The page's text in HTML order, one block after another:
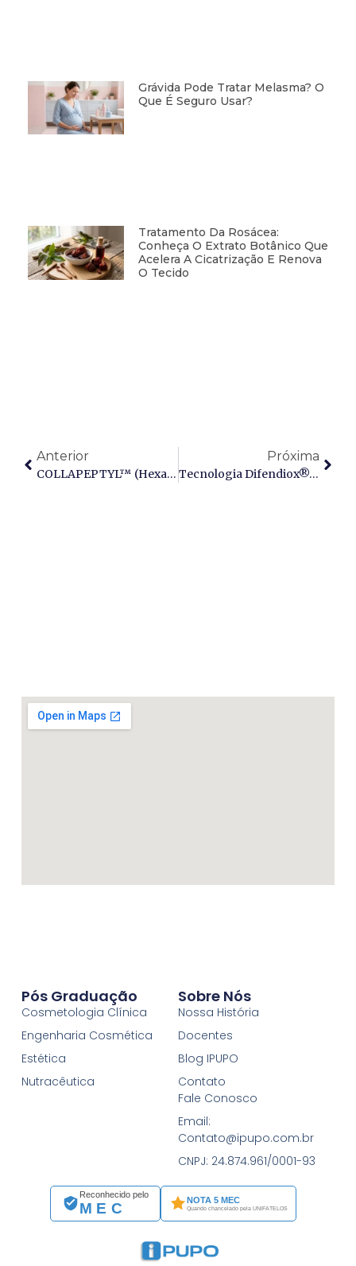
Grávida Pode Tratar Melasma? O
Que É Seguro Usar?
Tratamento Da Rosácea:
Conheça O Extrato Botânico Que
Acelera A Cicatrização E Renova
O Tecido
Anterior
COLLAPEPTYL™ (Hexapeptide-9): O Ativo Biofuncional De Reforço Estrutural E Regeneração Profunda Da Matriz Extracelular
Próxima
Tecnologia Difendiox®: O Polifenol Antioxidante E Protetor De DNA Na Era Do Aquecimento Global
Reconhecido pelo
MEC
NOTA 5 MEC
Quando chancelado pela UNIFATELOS
Pós Graduação
Cosmetologia Clínica
Engenharia Cosmética
Estética
Nutracêutica
Sobre Nós
Nossa História
Docentes
Blog IPUPO
Contato
Fale Conosco
Email:
Contato@ipupo.com.br
CNPJ: 24.874.961/0001-93